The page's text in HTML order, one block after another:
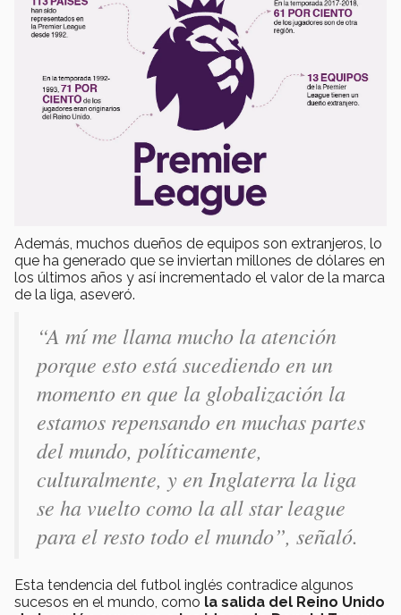
Además, muchos dueños de equipos son extranjeros, lo
que ha generado que se inviertan millones de dólares en
los últimos años y así incrementado el valor de la marca
de la liga, aseveró.
“A mí me llama mucho la atención
porque esto está sucediendo en un
momento en que la globalización la
estamos repensando en muchas partes
del mundo, políticamente,
culturalmente, y en Inglaterra la liga
se ha vuelto como laall star league
para el resto todo el mundo”, señaló.
Esta tendencia del futbol inglés contradice algunos
sucesos en el mundo, como la salida del Reino Unido